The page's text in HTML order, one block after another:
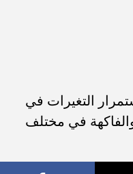
التغيرات في
في مختلف